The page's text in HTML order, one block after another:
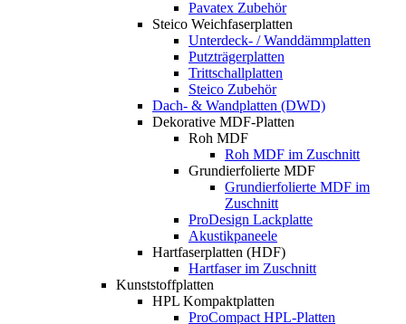
Pavatex Zubehör
Steico Weichfaserplatten
Unterdeck- / Wanddämmplatten
Putzträgerplatten
Trittschallplatten
Steico Zubehör
Dach- & Wandplatten (DWD)
Dekorative MDF-Platten
Roh MDF
Roh MDF im Zuschnitt
Grundierfolierte MDF
Grundierfolierte MDF im
Zuschnitt
ProDesign Lackplatte
Akustikpaneele
Hartfaserplatten (HDF)
Hartfaser im Zuschnitt
Kunststoffplatten
HPL Kompaktplatten
ProCompact HPL-Platten